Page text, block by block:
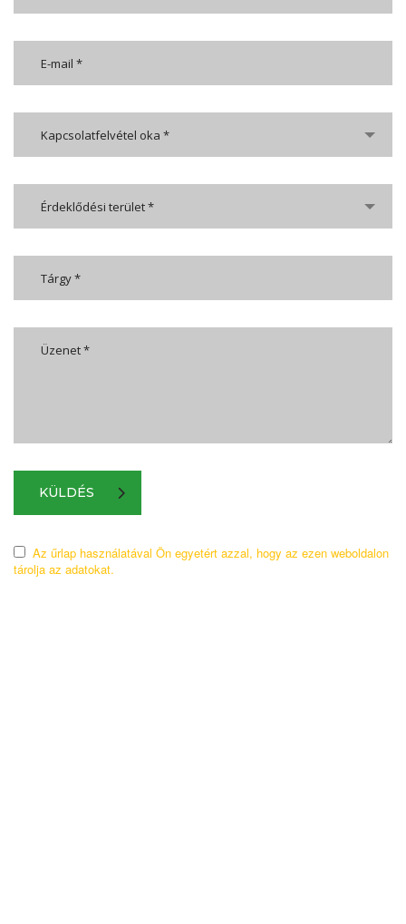
Kapcsolatfelvétel oka *
Érdeklődési terület *
KÜLDÉS
Az űrlap használatával Ön egyetért azzal, hogy az ezen weboldalon
tárolja az adatokat.